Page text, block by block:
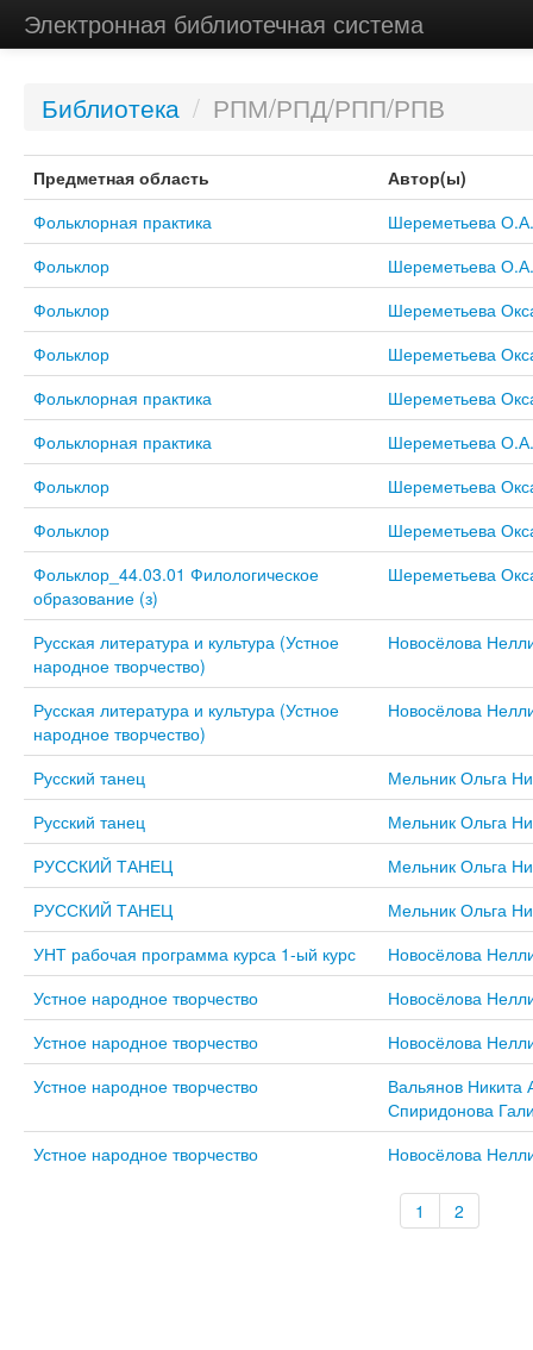
Электронная библиотечная система
Библиотека / РПМ/РПД/РПП/РПВ
Предметная область
Автор(ы)
Фольклорная практика
Шереметьева О.А.
Фольклор
Шереметьева О.А.
Фольклор
Шереметьева
Фольклор
Шереметьева
Фольклорная практика
Шереметьева
Фольклорная практика
Шереметьева О.А.
Фольклор
Шереметьева
Фольклор
Шереметьева
Фольклор_44.03.01 Филологическое
образование (з)
Шереметьева
Русская литература и культура (Устное
народное творчество)
Новосёлова
Русская литература и культура (Устное
народное творчество)
Новосёлова
Русский танец
Мельник Ольга
Русский танец
Мельник Ольга
РУССКИЙ ТАНЕЦ
Мельник Ольга
РУССКИЙ ТАНЕЦ
Мельник Ольга
УНТ рабочая программа курса 1-ый курс
Новосёлова
Устное народное творчество
Новосёлова
Устное народное творчество
Новосёлова
Устное народное творчество
Вальянов Никита
Спиридонова
Устное народное творчество
Новосёлова
1 2